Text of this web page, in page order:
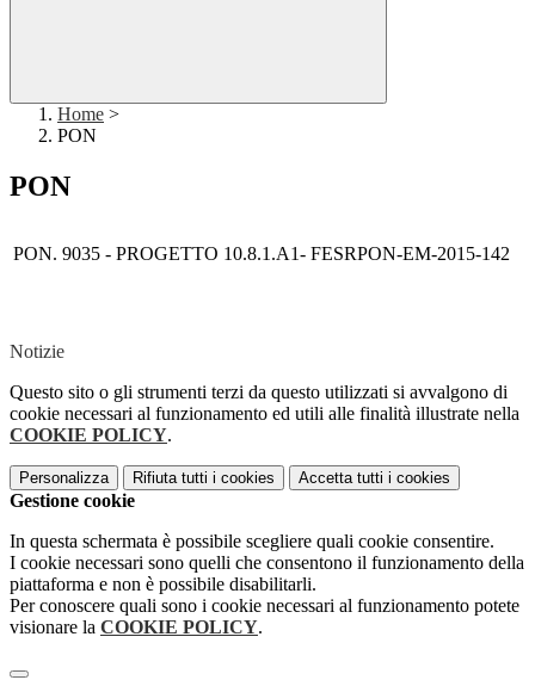
Home >
PON
PON
PON. 9035 - PROGETTO 10.8.1.A1- FESRPON-EM-2015-142
Notizie
Questo sito o gli strumenti terzi da questo utilizzati si avvalgono di
cookie necessari al funzionamento ed utili alle finalità illustrate nella
COOKIE POLICY.
Personalizza Rifiuta tutti i cookies Accetta tutti i cookies
Gestione cookie
In questa schermata è possibile scegliere quali cookie consentire.
I cookie necessari sono quelli che consentono il funzionamento della
piattaforma e non è possibile disabilitarli.
Per conoscere quali sono i cookie necessari al funzionamento potete
visionare la COOKIE POLICY.